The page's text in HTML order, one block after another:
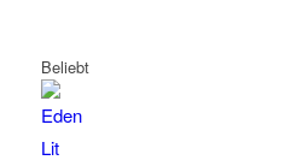
Beliebt